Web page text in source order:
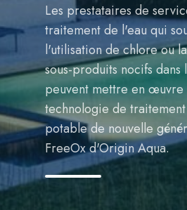
Les prestataires de
traitement de l'eau qui
l'utilisation de chlore ou
sous-produits nocifs
peuvent mettre en œuvre
technologie de
potable de nouvelle
FreeOx d'Origin Aqua.